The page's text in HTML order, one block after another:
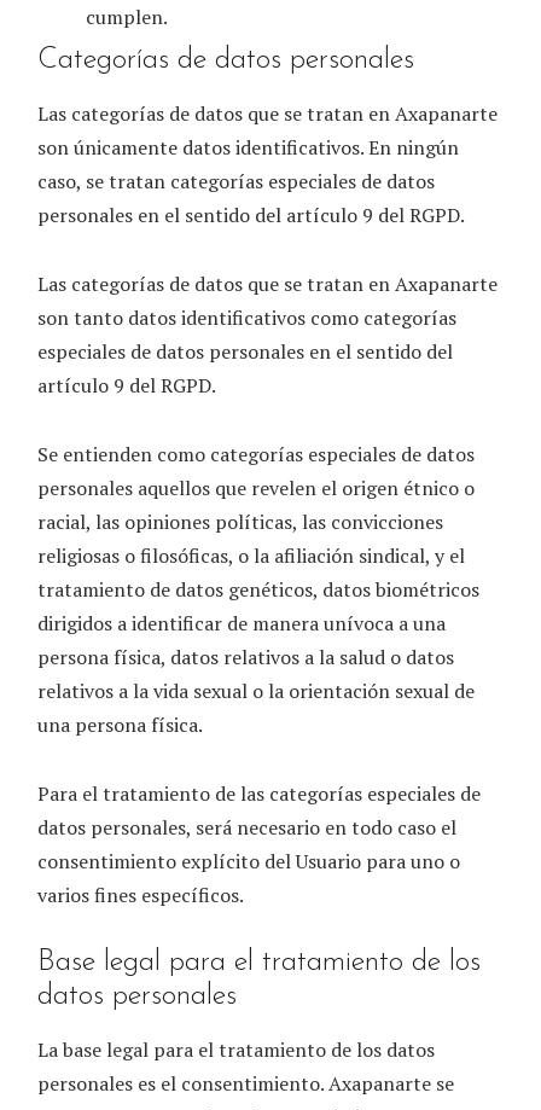
cumplen.
Categorías de datos personales
Las categorías de datos que se tratan enAxapanarte
son únicamente datos identificativos. En ningún
caso, se tratan categorías especiales de datos
personales en el sentido del artículo 9 del RGPD.
Las categorías de datos que se tratan enAxapanarte
son tanto datos identificativos como categorías
especiales de datos personales en el sentido del
artículo 9 del RGPD.
Se entienden como categorías especiales de datos
personales aquellos que revelen el origen étnico o
racial, las opiniones políticas, las convicciones
religiosas o filosóficas, o la afiliación sindical, y el
tratamiento de datos genéticos, datos biométricos
dirigidos a identificar de manera unívoca a una
persona física, datos relativos a la salud o datos
relativos a la vida sexual o la orientación sexual de
una persona física.
Para el tratamiento de las categorías especiales de
datos personales, será necesario en todo caso el
consentimiento explícito del Usuario para uno o
varios fines específicos.
Base legal para el tratamiento de los
datos personales
La base legal para el tratamiento de los datos
personales es el consentimiento.Axapanarte se